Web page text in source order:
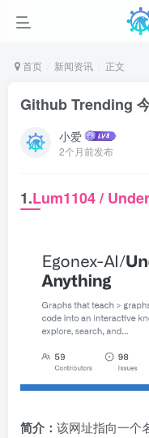
首页 新闻资讯 正文
Github Trending
小爱
2个月前发布
1.Lum1104 /
简介： 该网址指向一个